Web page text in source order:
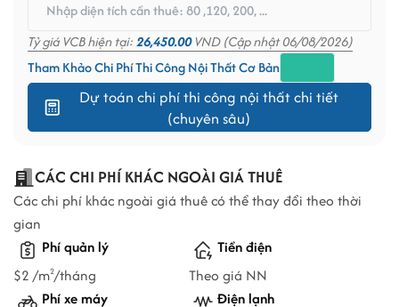
Tỷ giá VCB hiện tại:26,450.00VND (Cập nhật 06/08/2026)
Tham Khảo Chi Phí Thi Công Nội Thất Cơ Bản
Dự toán chi phí thi công nội thất chi tiết
(chuyên sâu)
CÁC CHI PHÍ KHÁC NGOÀI GIÁ THUÊ
Các chi phí khác ngoài giá thuê có thể thay đổi theo thời
gian
Phí quản lý
$2 /m2/tháng
Tiền điện
Theo giá NN
Phí xe máy
Điện lạnh